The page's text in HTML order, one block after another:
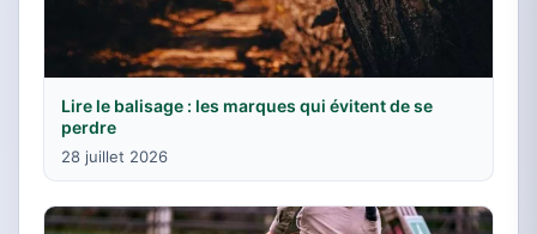
Lire le balisage : les marques qui évitent de se
perdre
28 juillet 2026